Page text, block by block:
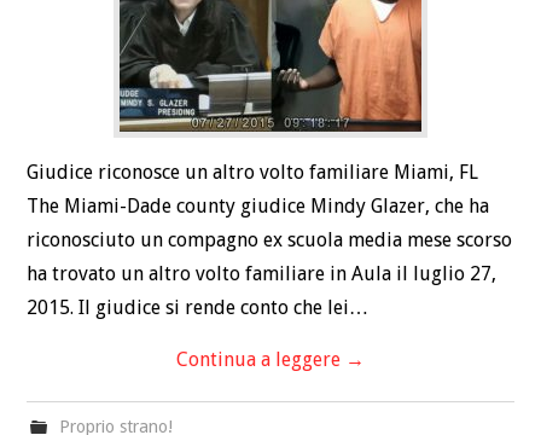
Giudice riconosce un altro volto familiare Miami, FL
The Miami-Dade county giudice Mindy Glazer, che ha
riconosciuto un compagno ex scuola media mese scorso
ha trovato un altro volto familiare in Aula il luglio 27,
2015. Il giudice si rende conto che lei…
Continua a leggere →
Proprio strano!